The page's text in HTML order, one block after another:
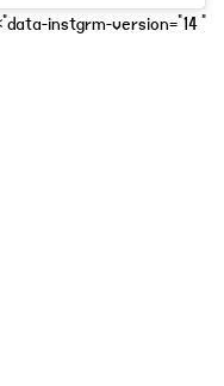
" data-instgrm-version="14">